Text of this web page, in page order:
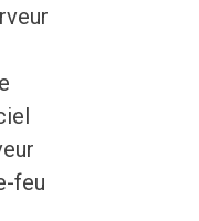
feu